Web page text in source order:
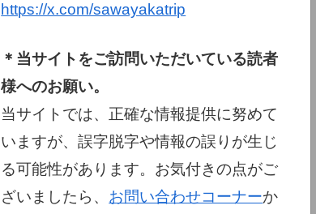
https://x.com/sawayakatrip
＊当サイトをご訪問いただいている読者
様へのお願い。
当サイトでは、正確な情報提供に努めて
いますが、誤字脱字や情報の誤りが生じ
る可能性があります。お気付きの点がご
ざいましたら、 お問い合わせコーナーか